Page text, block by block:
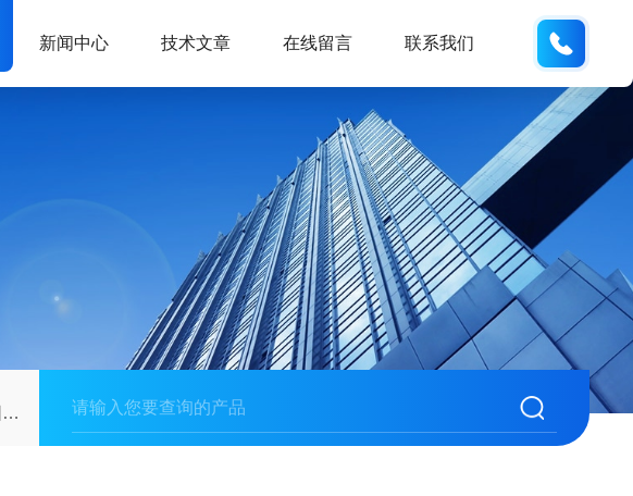
新闻中心 技术文章 在线留言 联系我们